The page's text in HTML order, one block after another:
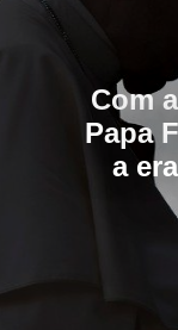
Com
Papa
a